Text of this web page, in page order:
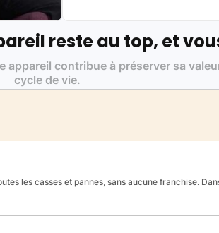
reste au top, et
contribue à préserver sa
cycle de vie.
les casses et pannes, sans aucune franchise.